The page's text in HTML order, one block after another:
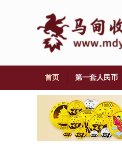
首页 第一套人民币
铜币